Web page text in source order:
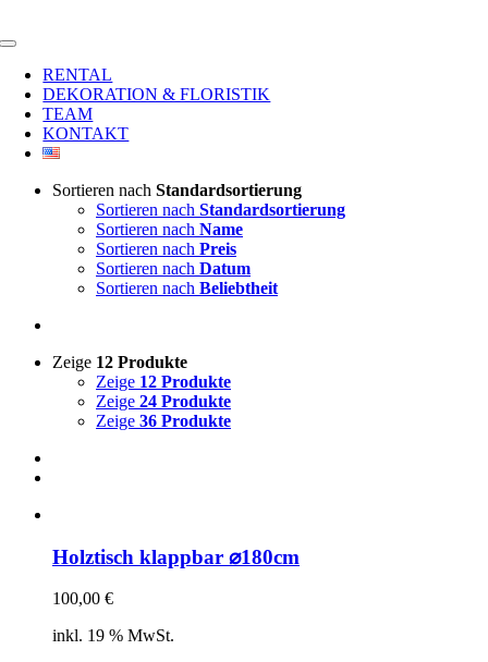
Inhalt
Toggle
NavigationRENTAL
DEKORATION & FLORISTIK
TEAM
KONTAKT
Sortieren nach Standardsortierung
Sortieren nach Standardsortierung
Sortieren nach Name
Sortieren nach Preis
Sortieren nach Datum
Sortieren nach Beliebtheit
Zeige 12 Produkte
Zeige 12 Produkte
Zeige 24 Produkte
Zeige 36 Produkte
Holztisch klappbar ⌀180cm
100,00 €
inkl. 19 % MwSt.